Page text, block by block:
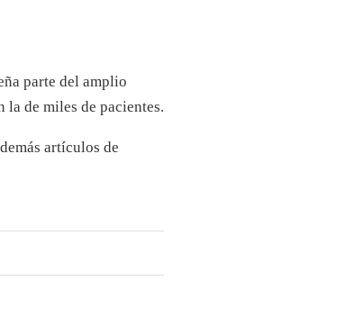
parte del amplio
de miles de pacientes.
artículos de